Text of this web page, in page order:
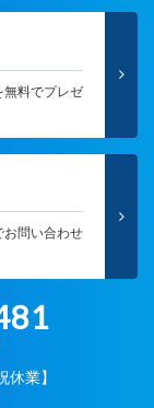
無料でプレゼ
お問い合わせ
業】